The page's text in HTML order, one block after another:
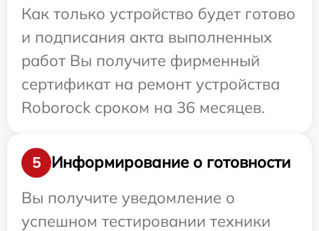
Как только устройство будет готово
и подписания акта выполненных
работ Вы получите фирменный
сертификат на ремонт устройства
Roborock сроком на 36 месяцев.
5
Информирование о готовности
Вы получите уведомление о
успешном тестировании техники